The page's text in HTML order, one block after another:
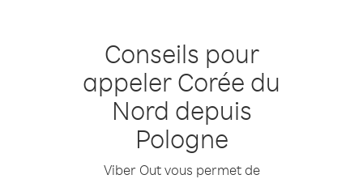
Conseils pour
appeler Corée du
Nord depuis
Pologne
Viber Out vous permet de